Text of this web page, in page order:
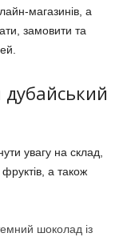
магазинів, а
замовити та
дубайський
увагу на склад,
фруктів, а також
шоколад із